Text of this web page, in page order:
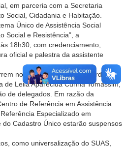
em parceria com a Secretaria
Social, Cidadania e Habitação.
Único de Assistência Social
Social e Resistência”, a
18h30, com credenciamento,
oficial e palestra da assistente
nos turnos da manhã e tarde,
de Leila Aparecida Cunha Tomassim,
de delegados. Em razão da
de Referência em Assistência
Especializado em
do Cadastro Único estarão suspensos
como universalização do SUAS,